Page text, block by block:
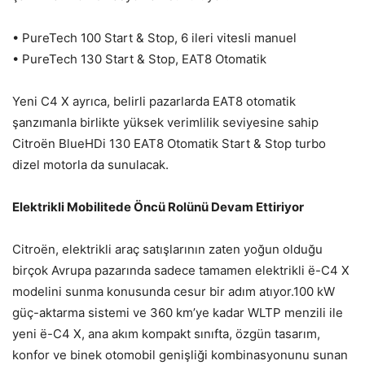
• PureTech 100 Start & Stop, 6 ileri vitesli manuel
• PureTech 130 Start & Stop, EAT8 Otomatik
Yeni C4 X ayrıca, belirli pazarlarda EAT8 otomatik
şanzımanla birlikte yüksek verimlilik seviyesine sahip
Citroën BlueHDi 130 EAT8 Otomatik Start & Stop turbo
dizel motorla da sunulacak.
Elektrikli Mobilitede Öncü Rolünü Devam Ettiriyor
Citroën, elektrikli araç satışlarının zaten yoğun olduğu
birçok Avrupa pazarında sadece tamamen elektrikli ë-C4 X
modelini sunma konusunda cesur bir adım atıyor.100 kW
güç-aktarma sistemi ve 360 km’ye kadar WLTP menzili ile
yeni ë-C4 X, ana akım kompakt sınıfta, özgün tasarım,
konfor ve binek otomobil genişliği kombinasyonunu sunan